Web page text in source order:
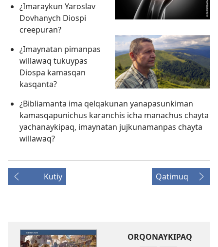
¿Imaraykun Yaroslav
Dovhanych Diospi
creepuran?
¿Imaynatan pimanpas
willawaq tukuypas
Diospa kamasqan
kasqanta?
¿Bibliamanta ima qelqakunan yanapasunkiman
kamasqapunichus karanchis icha manachus chayta
yachanaykipaq, imaynatan jujkunamanpas chayta
willawaq?
Kutiy Qatimuq
ORQONAYKIPAQ